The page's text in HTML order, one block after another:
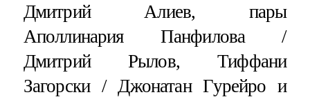
Дмитрий Алиев, пары
Аполлинария Панфилова /
Дмитрий Рылов, Тиффани
Загорски / Джонатан Гурейро и